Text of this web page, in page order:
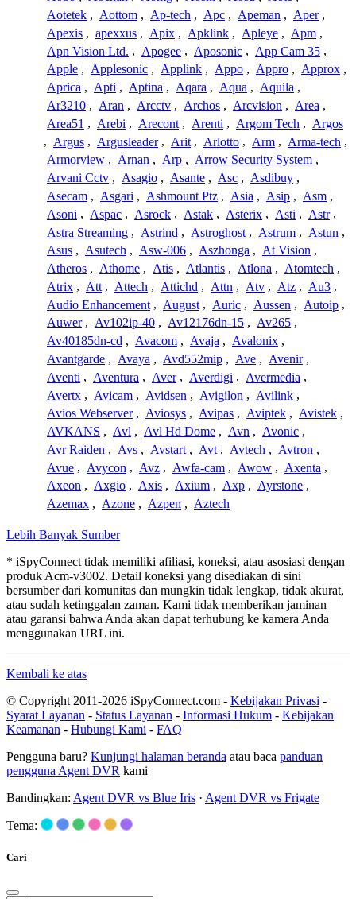
Aotetek , Aottom , Ap-tech , Apc , Apeman , Aper ,
Apexis , apexxus , Apix , Apklink , Apleye , Apm ,
Apn Vision Ltd. , Apogee , Aposonic , App Cam 35 ,
Apple , Applesonic , Applink , Appo , Appro , Approx ,
Aprica , Apti , Aptina , Aqara , Aqua , Aquila ,
Ar3210 , Aran , Arcctv , Archos , Arcvision , Area ,
Area51 , Arebi , Arecont , Arenti , Argom Tech , Argos
, Argus , Argusleader , Arit , Arlotto , Arm , Arma-tech ,
Armorview , Arnan , Arp , Arrow Security System ,
Arvani Cctv , Asagio , Asante , Asc , Asdibuy ,
Asecam , Asgari , Ashmount Ptz , Asia , Asip , Asm ,
Asoni , Aspac , Asrock , Astak , Asterix , Asti , Astr ,
Astra Streaming , Astrind , Astroghost , Astrum , Astun ,
Asus , Asutech , Asw-006 , Aszhonga , At Vision ,
Atheros , Athome , Atis , Atlantis , Atlona , Atomtech ,
Atrix , Att , Attech , Attichd , Attn , Atv , Atz , Au3 ,
Audio Enhancement , August , Auric , Aussen , Autoip ,
Auwer , Av102ip-40 , Av12176dn-15 , Av265 ,
Av40185dn-cd , Avacom , Avaja , Avalonix ,
Avantgarde , Avaya , Avd552mip , Ave , Avenir ,
Aventi , Aventura , Aver , Averdigi , Avermedia ,
Avertx , Avicam , Avidsen , Avigilon , Avilink ,
Avios Webserver , Aviosys , Avipas , Aviptek , Avistek ,
AVKANS , Avl , Avl Hd Dome , Avn , Avonic ,
Avr Raiden , Avs , Avstart , Avt , Avtech , Avtron ,
Avue , Avycon , Avz , Awfa-cam , Awow , Axenta ,
Axeon , Axgio , Axis , Axium , Axp , Ayrstone ,
Azemax , Azone , Azpen , Aztech
Lebih Banyak Sumber
* iSpyConnect tidak memiliki afiliasi, koneksi, atau asosiasi dengan
produk Acm-v3002. Detail koneksi yang disediakan di sini
bersumber dari komunitas dan mungkin tidak lengkap, tidak akurat,
atau sudah ketinggalan zaman. Kami tidak memberikan jaminan
atau garansi bahwa Anda akan dapat terhubung ke kamera Anda
menggunakan URL ini.
Kembali ke atas
© Copyright 2011-2026 iSpyConnect.com - Kebijakan Privasi -
Syarat Layanan - Status Layanan - Informasi Hukum - Kebijakan
Keamanan - Hubungi Kami - FAQ
Pengguna baru? Kunjungi halaman beranda atau baca panduan
pengguna Agent DVR kami
Bandingkan: Agent DVR vs Blue Iris · Agent DVR vs Frigate
Tema:
Cari